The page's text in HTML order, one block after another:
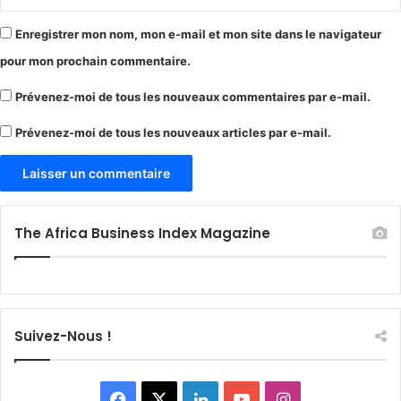
Enregistrer mon nom, mon e-mail et mon site dans le navigateur
pour mon prochain commentaire.
Prévenez-moi de tous les nouveaux commentaires par e-mail.
Prévenez-moi de tous les nouveaux articles par e-mail.
The Africa Business Index Magazine
Suivez-Nous !